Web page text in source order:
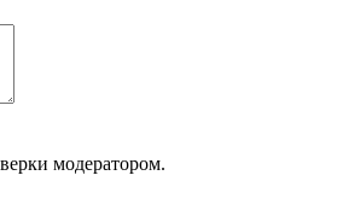
модератором.